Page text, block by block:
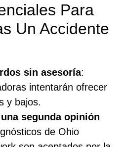
Para
Un Accidente
sin asesoría:
intentarán ofrecer
y bajos.
segunda opinión
de Ohio